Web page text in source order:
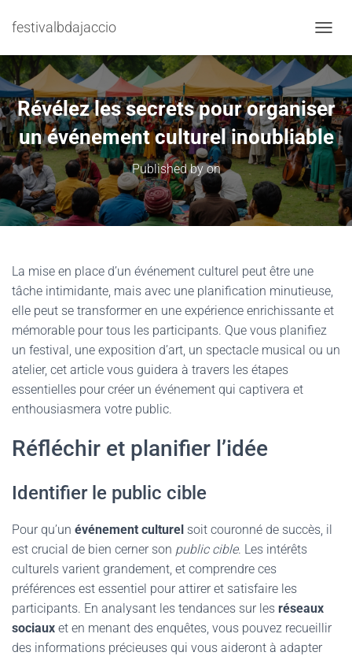
festivalbdajaccio
Révélez les secrets pour organiser
un événement culturel inoubliable
Published byon
La mise en place d’un événement culturel peut être une
tâche intimidante, mais avec une planification minutieuse,
elle peut se transformer en une expérience enrichissante et
mémorable pour tous les participants. Que vous planifiez
un festival, une exposition d’art, un spectacle musical ou un
atelier, cet article vous guidera à travers les étapes
essentielles pour créer un événement qui captivera et
enthousiasmera votre public.
Réfléchir et planifier l’idée
Identifier le public cible
Pour qu’un événement culturel soit couronné de succès, il
est crucial de bien cerner son public cible. Les intérêts
culturels varient grandement, et comprendre ces
préférences est essentiel pour attirer et satisfaire les
participants. En analysant les tendances sur les réseaux
sociaux et en menant des enquêtes, vous pouvez recueillir
des informations précieuses qui vous aideront à adapter